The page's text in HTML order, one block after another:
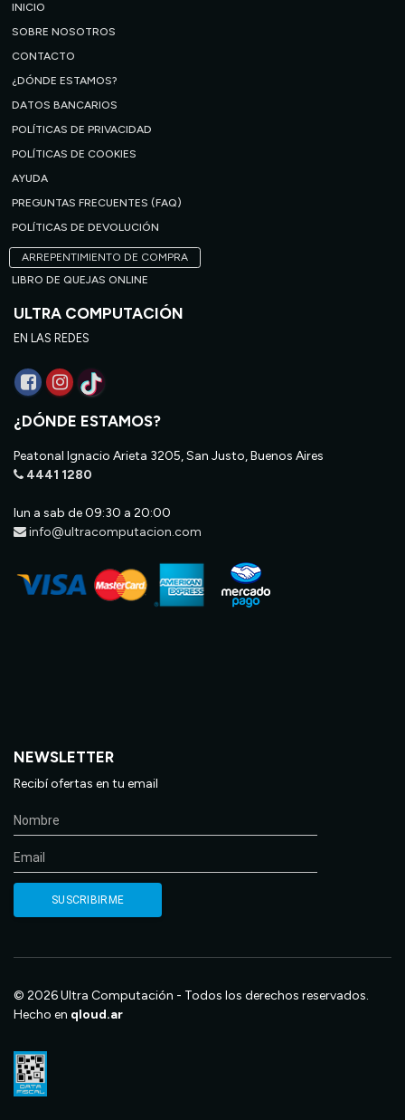
INICIO
SOBRE NOSOTROS
CONTACTO
¿DÓNDE ESTAMOS?
DATOS BANCARIOS
POLÍTICAS DE PRIVACIDAD
POLÍTICAS DE COOKIES
AYUDA
PREGUNTAS FRECUENTES (FAQ)
POLÍTICAS DE DEVOLUCIÓN
ARREPENTIMIENTO DE COMPRA
LIBRO DE QUEJAS ONLINE
ULTRA COMPUTACIÓN
EN LAS REDES
¿DÓNDE ESTAMOS?
Peatonal Ignacio Arieta 3205, San Justo, Buenos Aires
4441 1280
lun a sab de 09:30 a 20:00
info@ultracomputacion.com
NEWSLETTER
Recibí ofertas en tu email
© 2026 Ultra Computación - Todos los derechos reservados.
Hecho en qloud.ar